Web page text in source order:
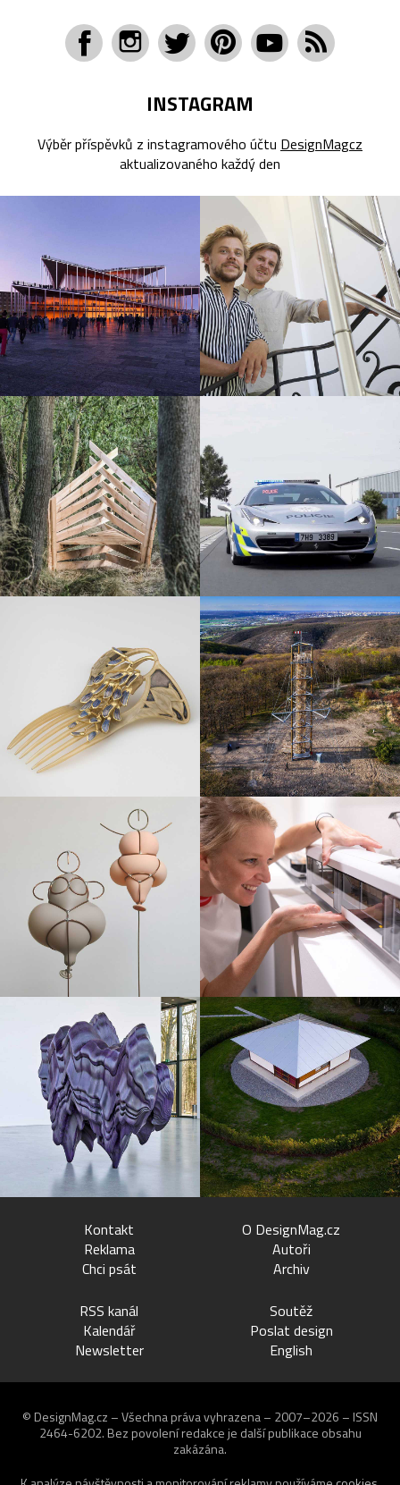
INSTAGRAM
Výběr příspěvků z instagramového účtu DesignMagcz
aktualizovaného každý den
Kontakt
Reklama
Chci psát
O DesignMag.cz
Autoři
Archiv
RSS kanál
Kalendář
Newsletter
Soutěž
Poslat design
English
© DesignMag.cz – Všechna práva vyhrazena – 2007–2026 – ISSN
2464-6202. Bez povolení redakce je další publikace obsahu
zakázána.